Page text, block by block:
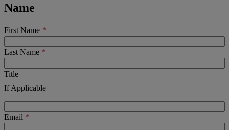
Name
First Name
Last Name
Title
If Applicable
Email